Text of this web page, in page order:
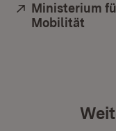
Extern:
Ministerium
Mobilität